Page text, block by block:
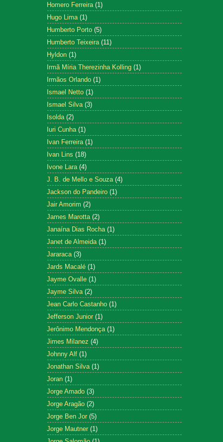
Homero Ferreira (1)
Hugo Lima (1)
Humberto Porto (5)
Humberto Teixeira (11)
Hyldon (1)
Irmã Míria Therezinha Kolling (1)
Irmãos Orlando (1)
Ismael Netto (1)
Ismael Silva (3)
Isolda (2)
Iuri Cunha (1)
Ivan Ferreira (1)
Ivan Lins (18)
Ivone Lara (4)
J. B. de Mello e Souza (4)
Jackson do Pandeiro (1)
Jair Amorim (2)
James Marotta (2)
Janaína Dias Rocha (1)
Janet de Almeida (1)
Jararaca (3)
Jards Macalé (1)
Jayme Ovalle (1)
Jayme Silva (2)
Jean Carlo Castanho (1)
Jefferson Junior (1)
Jerônimo Mendonça (1)
Jimes Milanez (4)
Johnny Alf (1)
Jonathan Silva (1)
Joran (1)
Jorge Amado (3)
Jorge Aragão (2)
Jorge Ben Jor (5)
Jorge Mautner (1)